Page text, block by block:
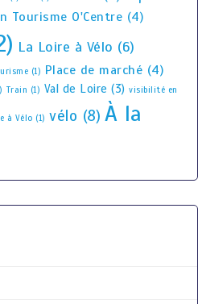
Tourisme O'Centre (4)
La Loire à Vélo (6)
(1) Place de marché (4)
Train (1) Val de Loire (3) visibilité en
à Vélo (1) vélo (8) À la